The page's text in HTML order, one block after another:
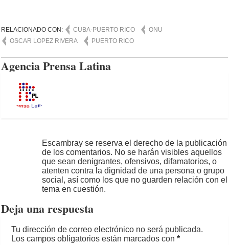
RELACIONADO CON: CUBA-PUERTO RICO
ONU
OSCAR LOPEZ RIVERA
PUERTO RICO
Agencia Prensa Latina
Escambray se reserva el derecho de la publicación
de los comentarios. No se harán visibles aquellos
que sean denigrantes, ofensivos, difamatorios, o
atenten contra la dignidad de una persona o grupo
social, así como los que no guarden relación con el
tema en cuestión.
Deja una respuesta
Tu dirección de correo electrónico no será publicada.
Los campos obligatorios están marcados con*